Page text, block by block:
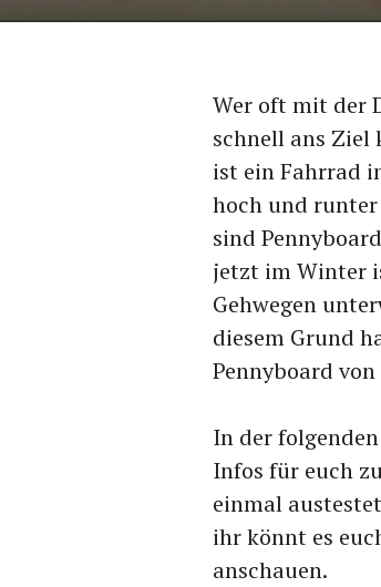
Wer oft mit der
schnell ans
ist ein Fahrrad
hoch und
sind
jetzt im Winter
Gehwegen
diesem Grund
Pennyboard
In der
Infos für euch
einmal
ihr könnt es
anschauen.